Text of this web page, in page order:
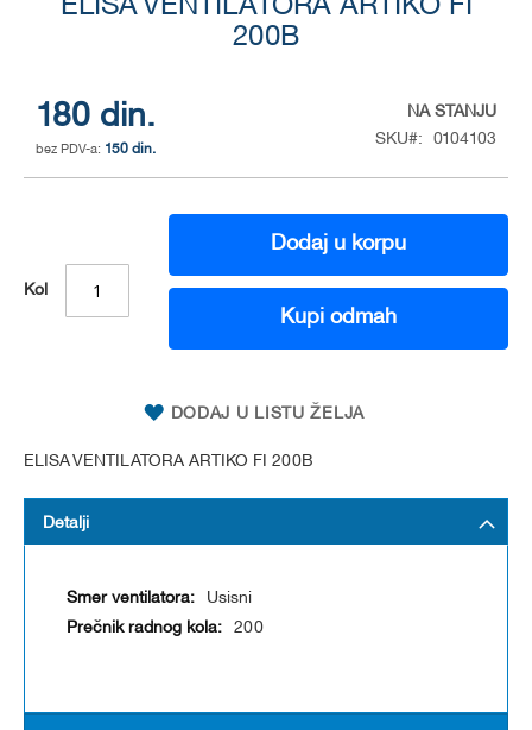
ELISA VENTILATORA ARTIKO FI
200B
180 din.
150 din.
NA STANJU
SKU
0104103
Kol
Dodaj u korpu
Kupi odmah
DODAJ U LISTU ŽELJA
ELISA VENTILATORA ARTIKO FI 200B
the
images
gallery
Detalji
Usisni
200